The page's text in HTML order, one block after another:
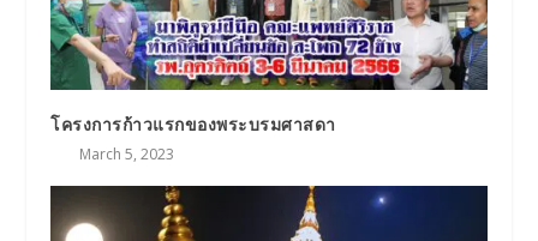
โครงการก้าวแรกของพระบรมศาสดา
March 5, 2023